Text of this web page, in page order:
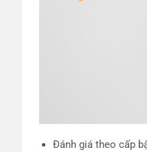
Đánh giá theo cấp